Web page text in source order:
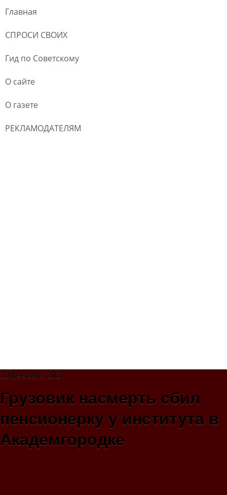
Главная
СПРОСИ СВОИХ
Гид по Советскому
О сайте
О газете
РЕКЛАМОДАТЕЛЯМ
20 февраля 2021
Грузовик насмерть сбил
пенсионерку у института в
Академгородке